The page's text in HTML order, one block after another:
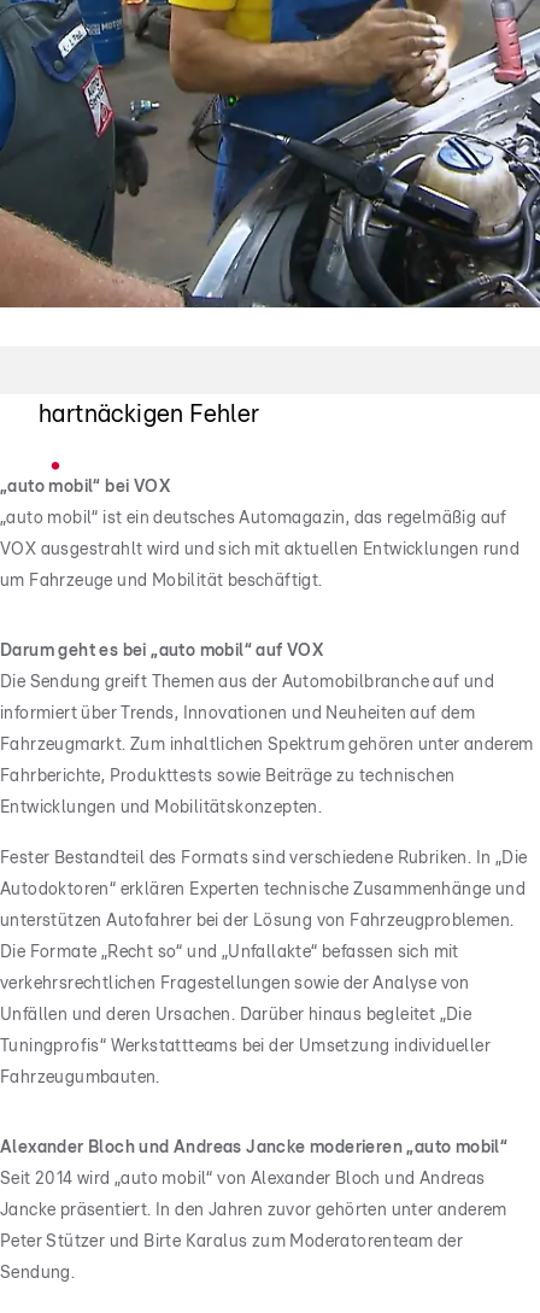
hartnäckigen Fehler
„auto mobil“ bei VOX
„auto mobil“ ist ein deutsches Automagazin, das regelmäßig auf
VOX ausgestrahlt wird und sich mit aktuellen Entwicklungen rund
um Fahrzeuge und Mobilität beschäftigt.
Darum geht es bei „auto mobil“ auf VOX
Die Sendung greift Themen aus der Automobilbranche auf und
informiert über Trends, Innovationen und Neuheiten auf dem
Fahrzeugmarkt. Zum inhaltlichen Spektrum gehören unter anderem
Fahrberichte, Produkttests sowie Beiträge zu technischen
Entwicklungen und Mobilitätskonzepten.
Fester Bestandteil des Formats sind verschiedene Rubriken. In „Die
Autodoktoren“ erklären Experten technische Zusammenhänge und
unterstützen Autofahrer bei der Lösung von Fahrzeugproblemen.
Die Formate „Recht so“ und „Unfallakte“ befassen sich mit
verkehrsrechtlichen Fragestellungen sowie der Analyse von
Unfällen und deren Ursachen. Darüber hinaus begleitet „Die
Tuningprofis“ Werkstattteams bei der Umsetzung individueller
Fahrzeugumbauten.
Alexander Bloch und Andreas Jancke moderieren „auto mobil“
Seit 2014 wird „auto mobil“ von Alexander Bloch und Andreas
Jancke präsentiert. In den Jahren zuvor gehörten unter anderem
Peter Stützer und Birte Karalus zum Moderatorenteam der
Sendung.